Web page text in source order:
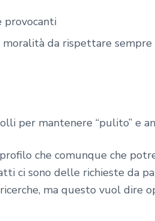
provocanti
moralità da rispettare sempre
per mantenere “pulito” e
che comunque che
ci sono delle richieste da
ma questo vuol dire